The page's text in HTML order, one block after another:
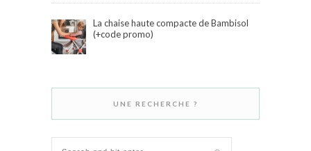
La chaise haute compacte de Bambisol
(+code promo)
UNE RECHERCHE ?